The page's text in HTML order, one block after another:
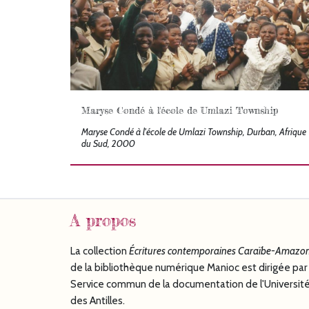
Maryse Condé à l'école de Umlazi Township
Maryse Condé à l'école de Umlazi Township, Durban, Afrique
du Sud, 2000
A propos
La collection Écriturescontemporaines Caraïbe-
de la bibliothèque numérique Manioc est dirigée par
Service commun de la documentation de l'Université
des Antilles.